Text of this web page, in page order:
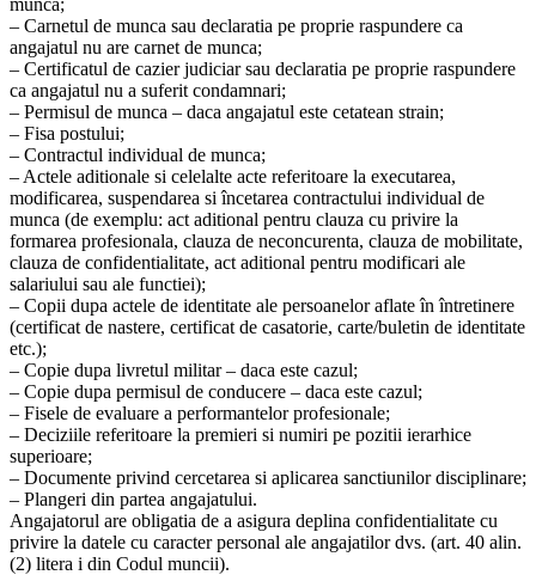
– Carnetul de munca sau declaratia pe proprie raspundere ca
angajatul nu are carnet de munca;
– Certificatul de cazier judiciar sau declaratia pe proprie raspundere
ca angajatul nu a suferit condamnari;
– Permisul de munca – daca angajatul este cetatean strain;
– Fisa postului;
– Contractul individual de munca;
– Actele aditionale si celelalte acte referitoare la executarea,
modificarea, suspendarea si încetarea contractului individual de
munca (de exemplu: act aditional pentru clauza cu privire la
formarea profesionala, clauza de neconcurenta, clauza de mobilitate,
clauza de confidentialitate, act aditional pentru modificari ale
salariului sau ale functiei);
– Copii dupa actele de identitate ale persoanelor aflate în întretinere
(certificat de nastere, certificat de casatorie, carte/buletin de identitate
etc.);
– Copie dupa livretul militar – daca este cazul;
– Copie dupa permisul de conducere – daca este cazul;
– Fisele de evaluare a performantelor profesionale;
– Deciziile referitoare la premieri si numiri pe pozitii ierarhice
superioare;
– Documente privind cercetarea si aplicarea sanctiunilor disciplinare;
– Plangeri din partea angajatului.
Angajatorul are obligatia de a asigura deplina confidentialitate cu
privire la datele cu caracter personal ale angajatilor dvs. (art. 40 alin.
(2) litera i din Codul muncii).